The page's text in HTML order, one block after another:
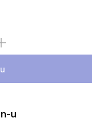
količinu
u